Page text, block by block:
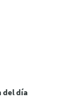
del día